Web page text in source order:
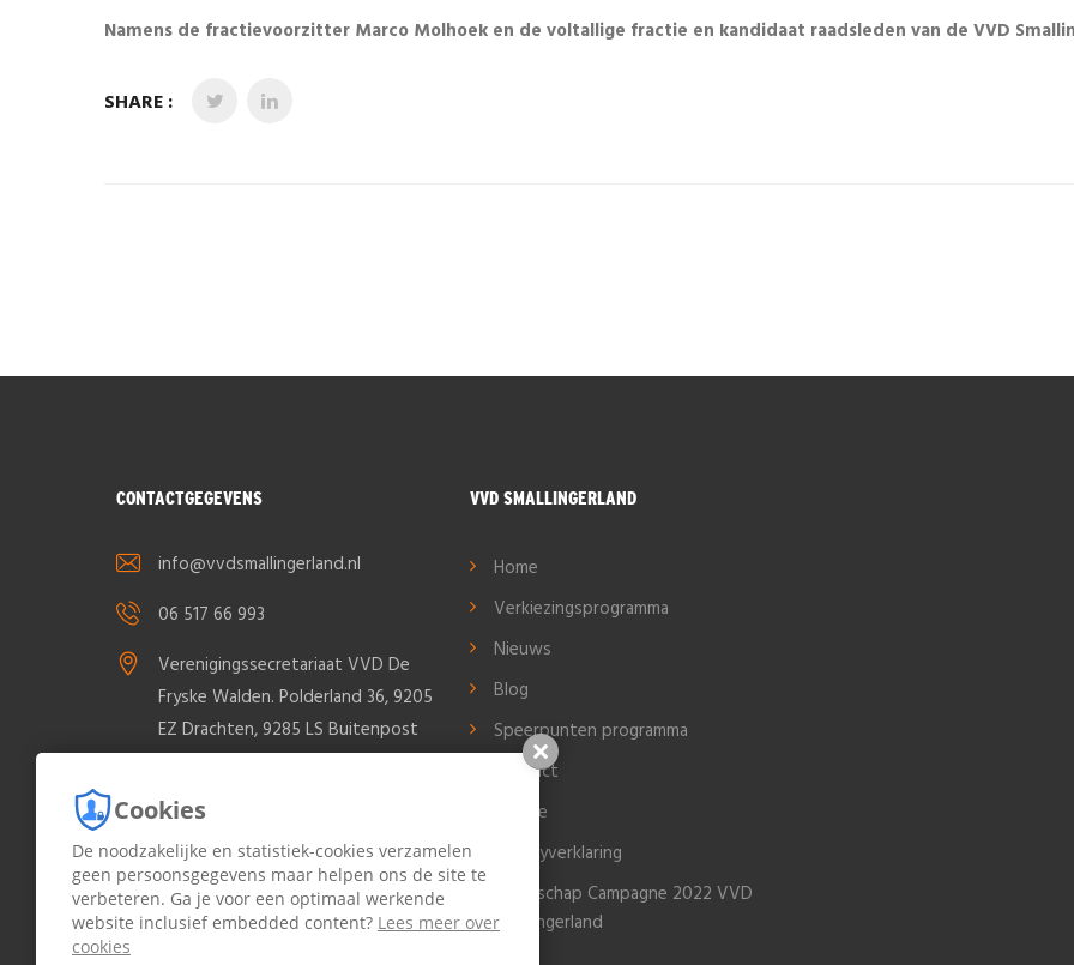
Namens de fractievoorzitter Marco Molhoek en de voltallige fractie en kandidaat raadsleden van de VVD
SHARE :
CONTACTGEGEVENS
info@vvdsmallingerland.nl
06 517 66 993
Verenigingssecretariaat VVD De
Fryske Walden. Polderland 36, 9205
EZ Drachten, 9285 LS Buitenpost
VVD SMALLINGERLAND
Home
Verkiezingsprogramma
Nieuws
Blog
Speerpunten programma
Contact
Cookie
Privacyverklaring
Boodschap Campagne 2022 VVD
Smallingerland
Cookies
De noodzakelijke en statistiek-cookies verzamelen
geen persoonsgegevens maar helpen ons de site te
verbeteren. Ga je voor een optimaal werkende
website inclusief embedded content? Lees meer over
cookies
Sluiten